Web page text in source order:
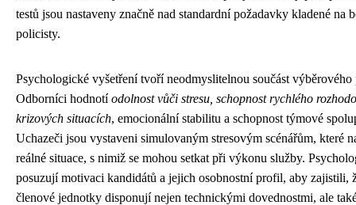
testů jsou nastaveny značně nad standardní požadavky kladené na
policisty.
Psychologické vyšetření tvoří neodmyslitelnou součást výběrového
Odborníci hodnotíodolnost vůči stresu, schopnost rychlého
krizových situacích, emocionální stabilitu a schopnost týmové
Uchazeči jsou vystaveni simulovaným stresovým scénářům, které
reálné situace, s nimiž se mohou setkat při výkonu služby.
posuzují motivaci kandidátů a jejich osobnostní profil, aby zajistili,
členové jednotky disponují nejen technickými dovednostmi, ale